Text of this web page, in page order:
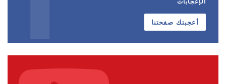
أعجبتك صفحتنا